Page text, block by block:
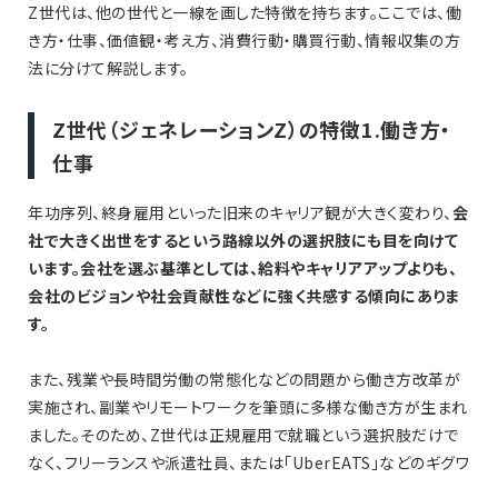
Z世代は、他の世代と一線を画した特徴を持ちます。ここでは、働
き方・仕事、価値観・考え方、消費行動・購買行動、情報収集の方
法に分けて解説します。
Z世代（ジェネレーションZ）の特徴1.働き方・
仕事
年功序列、終身雇用といった旧来のキャリア観が大きく変わり、会
社で大きく出世をするという路線以外の選択肢にも目を向けて
います。会社を選ぶ基準としては、給料やキャリアアップよりも、
会社のビジョンや社会貢献性などに強く共感する傾向にありま
す。
また、残業や長時間労働の常態化などの問題から働き方改革が
実施され、副業やリモートワークを筆頭に多様な働き方が生まれ
ました。そのため、Z世代は正規雇用で就職という選択肢だけで
なく、フリーランスや派遣社員、または「UberEATS」などのギグワ